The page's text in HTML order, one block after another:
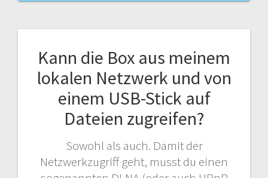
Kann die Box aus meinem
lokalen Netzwerk und von
einem USB-Stick auf
Dateien zugreifen?
Sowohl als auch. Damit der
Netzwerkzugriff geht, musst du einen